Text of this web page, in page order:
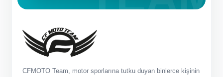
CFMOTO Team, motor sporlarına tutku duyan binlerce kişinin